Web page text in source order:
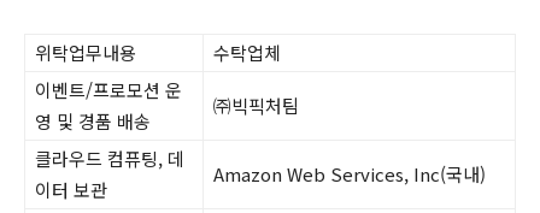
위탁업무내용
수탁업체
이벤트/프로모션 운
영 및 경품 배송
㈜빅픽처팀
클라우드 컴퓨팅, 데
이터 보관
Amazon Web Services, Inc(국내)